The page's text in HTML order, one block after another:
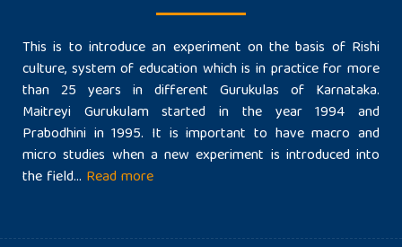
This is to introduce an experiment on the basis of Rishi
culture, system of education which is in practice for more
than 25 years in different Gurukulas of Karnataka.
Maitreyi Gurukulam started in the year 1994 and
Prabodhini in 1995. It is important to have macro and
micro studies when a new experiment is introduced into
the field... Read more